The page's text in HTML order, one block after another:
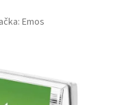
Emos